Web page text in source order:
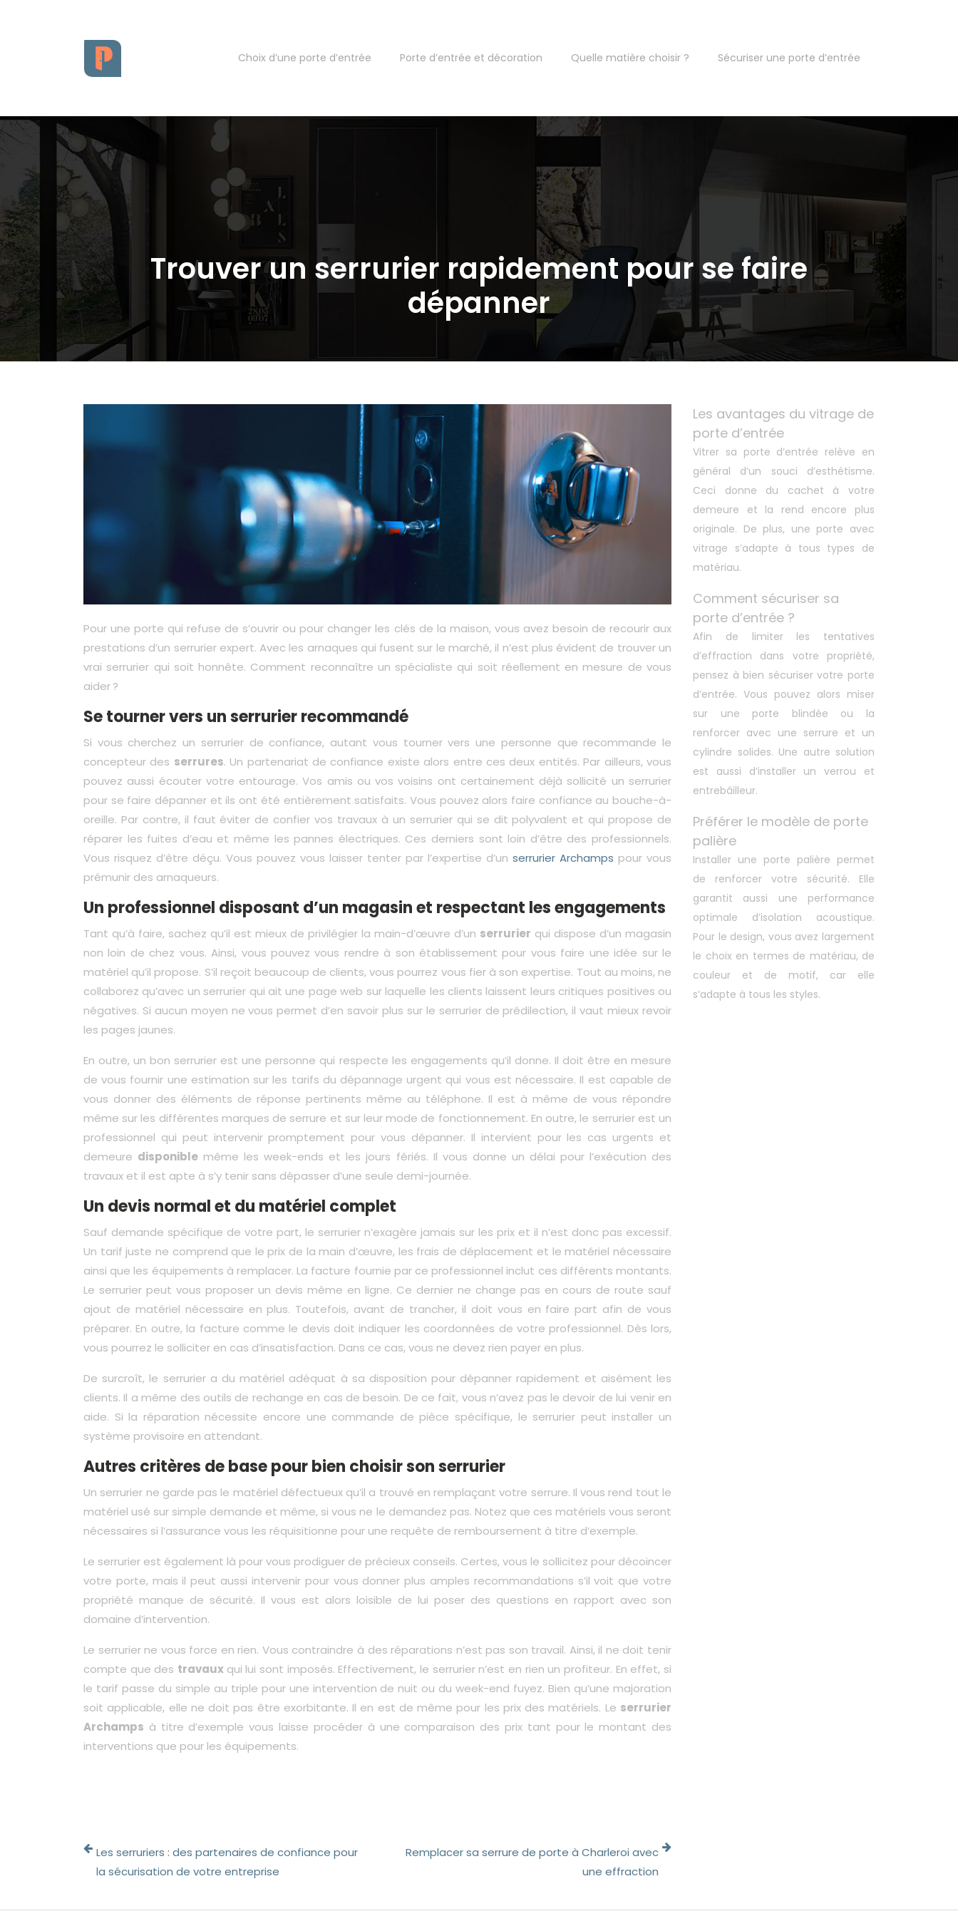
Choix d’une porte d’entrée Porte d’entrée et décoration Quelle matière choisir ? Sécuriser une porte d’entrée
Trouver un serrurier rapidement pour se faire
dépanner
Pour une porte qui refuse de s’ouvrir ou pour changer les clés de la maison, vous avez besoin de recourir aux
prestations d’un serrurier expert. Avec les arnaques qui fusent sur le marché, il n’est plus évident de trouver un
vrai serrurier qui soit honnête. Comment reconnaître un spécialiste qui soit réellement en mesure de vous
aider ?
Se tourner vers un serrurier recommandé
Si vous cherchez un serrurier de confiance, autant vous tourner vers une personne que recommande le
concepteur des serrures. Un partenariat de confiance existe alors entre ces deux entités. Par ailleurs, vous
pouvez aussi écouter votre entourage. Vos amis ou vos voisins ont certainement déjà sollicité un serrurier
pour se faire dépanner et ils ont été entièrement satisfaits. Vous pouvez alors faire confiance au bouche-à-
oreille. Par contre, il faut éviter de confier vos travaux à un serrurier qui se dit polyvalent et qui propose de
réparer les fuites d’eau et même les pannes électriques. Ces derniers sont loin d’être des professionnels.
Vous risquez d’être déçu. Vous pouvez vous laisser tenter par l’expertise d’un serrurier Archamps pour vous
prémunir des arnaqueurs.
Un professionnel disposant d’un magasin et respectant les engagements
Tant qu’à faire, sachez qu’il est mieux de privilégier la main-d’œuvre d’un serrurier qui dispose d’un magasin
non loin de chez vous. Ainsi, vous pouvez vous rendre à son établissement pour vous faire une idée sur le
matériel qu’il propose. S’il reçoit beaucoup de clients, vous pourrez vous fier à son expertise. Tout au moins, ne
collaborez qu’avec un serrurier qui ait une page web sur laquelle les clients laissent leurs critiques positives ou
négatives. Si aucun moyen ne vous permet d’en savoir plus sur le serrurier de prédilection, il vaut mieux revoir
les pages jaunes.
En outre, un bon serrurier est une personne qui respecte les engagements qu’il donne. Il doit être en mesure
de vous fournir une estimation sur les tarifs du dépannage urgent qui vous est nécessaire. Il est capable de
vous donner des éléments de réponse pertinents même au téléphone. Il est à même de vous répondre
même sur les différentes marques de serrure et sur leur mode de fonctionnement. En outre, le serrurier est un
professionnel qui peut intervenir promptement pour vous dépanner. Il intervient pour les cas urgents et
demeure disponible même les week-ends et les jours fériés. Il vous donne un délai pour l’exécution des
travaux et il est apte à s’y tenir sans dépasser d’une seule demi-journée.
Un devis normal et du matériel complet
Sauf demande spécifique de votre part, le serrurier n’exagère jamais sur les prix et il n’est donc pas excessif.
Un tarif juste ne comprend que le prix de la main d’œuvre, les frais de déplacement et le matériel nécessaire
ainsi que les équipements à remplacer. La facture fournie par ce professionnel inclut ces différents montants.
Le serrurier peut vous proposer un devis même en ligne. Ce dernier ne change pas en cours de route sauf
ajout de matériel nécessaire en plus. Toutefois, avant de trancher, il doit vous en faire part afin de vous
préparer. En outre, la facture comme le devis doit indiquer les coordonnées de votre professionnel. Dès lors,
vous pourrez le solliciter en cas d’insatisfaction. Dans ce cas, vous ne devez rien payer en plus.
De surcroît, le serrurier a du matériel adéquat à sa disposition pour dépanner rapidement et aisément les
clients. Il a même des outils de rechange en cas de besoin. De ce fait, vous n’avez pas le devoir de lui venir en
aide. Si la réparation nécessite encore une commande de pièce spécifique, le serrurier peut installer un
système provisoire en attendant.
Autres critères de base pour bien choisir son serrurier
Un serrurier ne garde pas le matériel défectueux qu’il a trouvé en remplaçant votre serrure. Il vous rend tout le
matériel usé sur simple demande et même, si vous ne le demandez pas. Notez que ces matériels vous seront
nécessaires si l’assurance vous les réquisitionne pour une requête de remboursement à titre d’exemple.
Le serrurier est également là pour vous prodiguer de précieux conseils. Certes, vous le sollicitez pour décoincer
votre porte, mais il peut aussi intervenir pour vous donner plus amples recommandations s’il voit que votre
propriété manque de sécurité. Il vous est alors loisible de lui poser des questions en rapport avec son
domaine d’intervention.
Le serrurier ne vous force en rien. Vous contraindre à des réparations n’est pas son travail. Ainsi, il ne doit tenir
compte que des travaux qui lui sont imposés. Effectivement, le serrurier n’est en rien un profiteur. En effet, si
le tarif passe du simple au triple pour une intervention de nuit ou du week-end fuyez. Bien qu’une majoration
soit applicable, elle ne doit pas être exorbitante. Il en est de même pour les prix des matériels. Le serrurier
Archamps à titre d’exemple vous laisse procéder à une comparaison des prix tant pour le montant des
interventions que pour les équipements.
Les serruriers : des partenaires de confiance pour
la sécurisation de votre entreprise
Remplacer sa serrure de porte à Charleroi avec
une effraction
Les avantages du vitrage de
porte d’entrée
Vitrer sa porte d’entrée relève en
général d’un souci d’esthétisme.
Ceci donne du cachet à votre
demeure et la rend encore plus
originale. De plus, une porte avec
vitrage s’adapte à tous types de
matériau.
Comment sécuriser sa
porte d’entrée ?
Afin de limiter les tentatives
d’effraction dans votre propriété,
pensez à bien sécuriser votre porte
d’entrée. Vous pouvez alors miser
sur une porte blindée ou la
renforcer avec une serrure et un
cylindre solides. Une autre solution
est aussi d’installer un verrou et
entrebâilleur.
Préférer le modèle de porte
palière
Installer une porte palière permet
de renforcer votre sécurité. Elle
garantit aussi une performance
optimale d’isolation acoustique.
Pour le design, vous avez largement
le choix en termes de matériau, de
couleur et de motif, car elle
s’adapte à tous les styles.